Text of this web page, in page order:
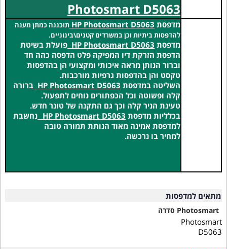
Photosmart D5063
מדפסת HP Photosmart D5063 תוכננה כמתן מענה
להדפסות ביתיות וכן במשרדים קטנים\בינוניים.
מדפסת HP Photosmart D5063 פועלת בשיטת
הדפסת הזרקת דיו המפיקה פלט הדפסה כהה חד
וברור הנותן מראה איכותי ומקצועי הן בהדפסות
טקסט והן בהדפסות גרפיות מורכבות.
השליטה במדפסת HP Photosmart D5063 ברורה
קלה ופשוטה וכל הכפתורים נוחים לתפעול.
טעינת הניר קלה וכך גם התקנה של טונר חדש.
בכלליות מדפסת HP Photosmart D5063 נחשבת
למדפסת אמינה מאוד הנותת תמורה טובה
למחיר בו נרכשה.
מתאים למדפסות
Photosmart סדרה
Photosmart
D5063